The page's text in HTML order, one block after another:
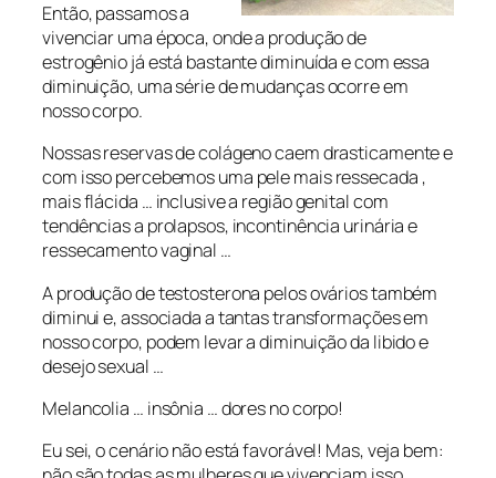
Então, passamos a
vivenciar uma época, onde a produção de
estrogênio já está bastante diminuída e com essa
diminuição, uma série de mudanças ocorre em
nosso corpo.
Nossas reservas de colágeno caem drasticamente e
com isso percebemos uma pele mais ressecada ,
mais flácida … inclusive a região genital com
tendências a prolapsos, incontinência urinária e
ressecamento vaginal …
A produção de testosterona pelos ovários também
diminui e, associada a tantas transformações em
nosso corpo, podem levar a diminuição da libido e
desejo sexual …
Melancolia … insônia … dores no corpo!
Eu sei, o cenário não está favorável! Mas, veja bem: